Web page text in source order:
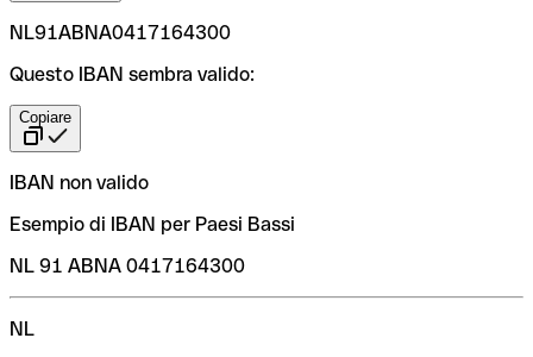
NL91ABNA0417164300
Questo IBAN sembra valido:
Copiare
IBAN non valido
Esempio di IBAN per Paesi Bassi
NL 91 ABNA 0417164300
NL